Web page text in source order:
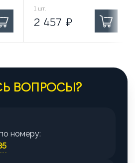
2 457
1 шт.
2 457 ₽
ВОПРОСЫ?
номеру: